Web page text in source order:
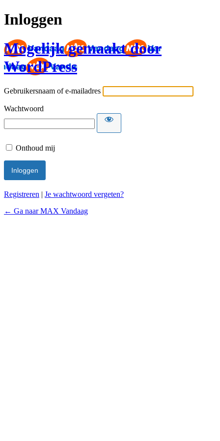
Inloggen
Mogelijk gemaakt door
WordPress
Gebruikersnaam of e-mailadres
Wachtwoord
Onthoud mij
Registreren | Je wachtwoord vergeten?
← Ga naar MAX Vandaag